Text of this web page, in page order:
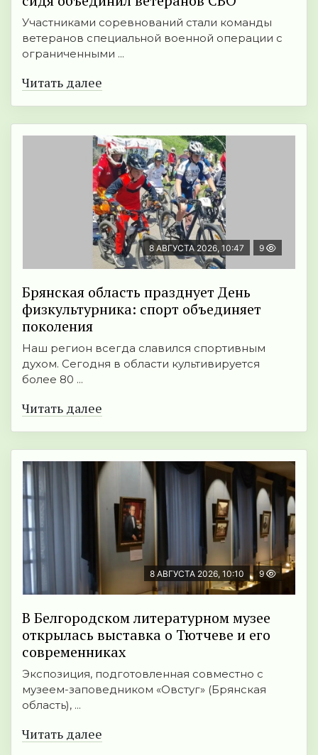
Участниками соревнований стали команды
ветеранов специальной военной операции с
ограниченными ...
Читать далее
8 АВГУСТА 2026, 10:47 9
Брянская область празднует День
физкультурника: спорт объединяет
поколения
Наш регион всегда славился спортивным
духом. Сегодня в области культивируется
более 80 ...
Читать далее
8 АВГУСТА 2026, 10:10 9
В Белгородском литературном музее
открылась выставка о Тютчеве и его
современниках
Экспозиция, подготовленная совместно с
музеем-заповедником «Овстуг» (Брянская
область), ...
Читать далее